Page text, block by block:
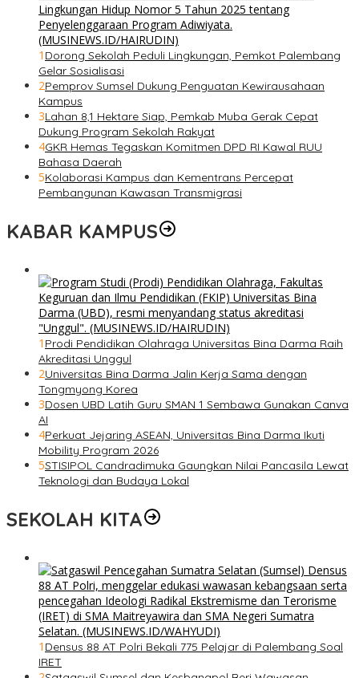
1 Dorong Sekolah Peduli Lingkungan, Pemkot Palembang
Gelar Sosialisasi
2Pemprov Sumsel Dukung Penguatan Kewirausahaan
Kampus
3Lahan 8,1 Hektare Siap, Pemkab Muba Gerak Cepat
Dukung Program Sekolah Rakyat
4GKR Hemas Tegaskan Komitmen DPD RI Kawal RUU
Bahasa Daerah
5Kolaborasi Kampus dan Kementrans Percepat
Pembangunan Kawasan Transmigrasi
KABAR KAMPUS
1 Prodi Pendidikan Olahraga Universitas Bina Darma Raih
Akreditasi Unggul
2Universitas Bina Darma Jalin Kerja Sama dengan
Tongmyong Korea
3Dosen UBD Latih Guru SMAN 1 Sembawa Gunakan Canva
AI
4Perkuat Jejaring ASEAN, Universitas Bina Darma Ikuti
Mobility Program 2026
5STISIPOL Candradimuka Gaungkan Nilai Pancasila Lewat
Teknologi dan Budaya Lokal
SEKOLAH KITA
1 Densus 88 AT Polri Bekali 775 Pelajar di Palembang Soal
IRET